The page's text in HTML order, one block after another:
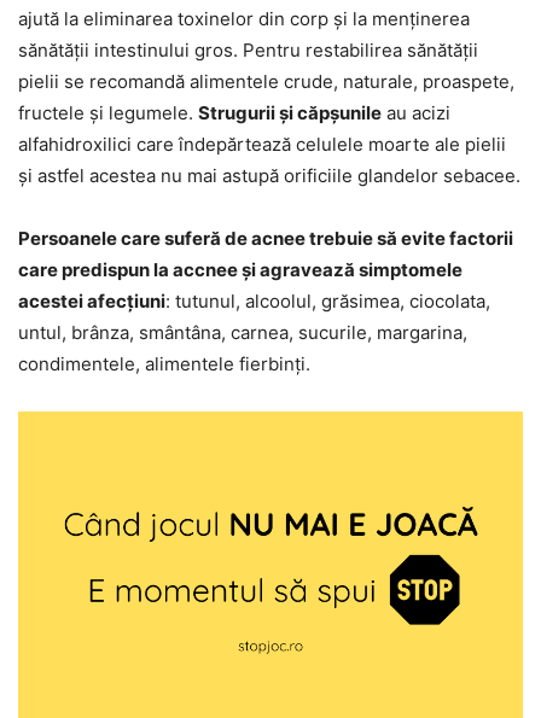
ajută la eliminarea toxinelor din corp și la menținerea
sănătății intestinului gros. Pentru restabilirea sănătății
pielii se recomandă alimentele crude, naturale, proaspete,
fructele și legumele. Strugurii și căpșunile au acizi
alfahidroxilici care îndepărtează celulele moarte ale pielii
și astfel acestea nu mai astupă orificiile glandelor sebacee.
Persoanele care suferă de acnee trebuie să evite factorii
care predispun la accnee și agravează simptomele
acestei afecțiuni: tutunul, alcoolul, grăsimea, ciocolata,
untul, brânza, smântâna, carnea, sucurile, margarina,
condimentele, alimentele fierbinți.